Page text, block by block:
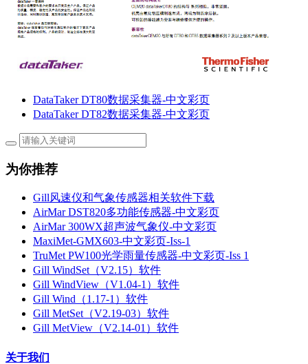
DataTaker DT80数据采集器-中文彩页
DataTaker DT82数据采集器-中文彩页
为你推荐
Gill风速仪和气象传感器相关软件下载
AirMar DST820多功能传感器-中文彩页
AirMar 300WX超声波气象仪-中文彩页
MaxiMet-GMX603-中文彩页-Iss-1
TruMet PW100光学雨量传感器-中文彩页-Iss 1
Gill WindSet（V2.15）软件
Gill WindView（V1.04-1）软件
Gill Wind（1.17-1）软件
Gill MetSet（V2.19-03）软件
Gill MetView（V2.14-01）软件
关于我们